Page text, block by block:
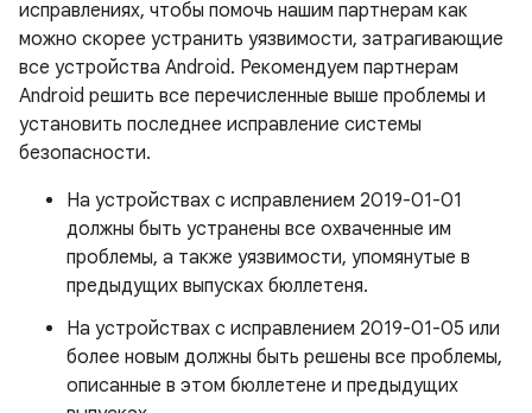
исправлениях, чтобы помочь нашим партнерам как
можно скорее устранить уязвимости, затрагивающие
все устройства Android. Рекомендуем партнерам
Android решить все перечисленные выше проблемы и
установить последнее исправление системы
безопасности.
На устройствах с исправлением 2019-01-01
должны быть устранены все охваченные им
проблемы, а также уязвимости, упомянутые в
предыдущих выпусках бюллетеня.
На устройствах с исправлением 2019-01-05 или
более новым должны быть решены все проблемы,
описанные в этом бюллетене и предыдущих